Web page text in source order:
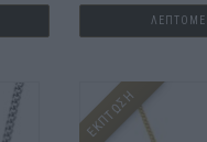
ΕΚΠΤΩΣΗ